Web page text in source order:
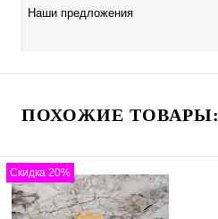
Наши предложения
ПОХОЖИЕ ТОВАРЫ:
Скидка 20%